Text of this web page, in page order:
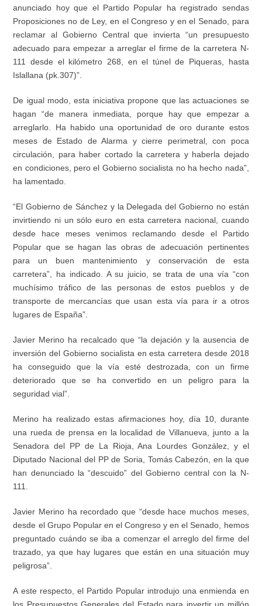
anunciado hoy que el Partido Popular ha registrado sendas
Proposiciones no de Ley, en el Congreso y en el Senado, para
reclamar al Gobierno Central que invierta “un presupuesto
adecuado para empezar a arreglar el firme de la carretera N-
111 desde el kilómetro 268, en el túnel de Piqueras, hasta
Islallana (pk.307)”.
De igual modo, esta iniciativa propone que las actuaciones se
hagan “de manera inmediata, porque hay que empezar a
arreglarlo. Ha habido una oportunidad de oro durante estos
meses de Estado de Alarma y cierre perimetral, con poca
circulación, para haber cortado la carretera y haberla dejado
en condiciones, pero el Gobierno socialista no ha hecho nada”,
ha lamentado.
“El Gobierno de Sánchez y la Delegada del Gobierno no están
invirtiendo ni un sólo euro en esta carretera nacional, cuando
desde hace meses venimos reclamando desde el Partido
Popular que se hagan las obras de adecuación pertinentes
para un buen mantenimiento y conservación de esta
carretera”, ha indicado. A su juicio, se trata de una vía “con
muchísimo tráfico de las personas de estos pueblos y de
transporte de mercancías que usan esta vía para ir a otros
lugares de España”.
Javier Merino ha recalcado que “la dejación y la ausencia de
inversión del Gobierno socialista en esta carretera desde 2018
ha conseguido que la vía esté destrozada, con un firme
deteriorado que se ha convertido en un peligro para la
seguridad vial”.
Merino ha realizado estas afirmaciones hoy, día 10, durante
una rueda de prensa en la localidad de Villanueva, junto a la
Senadora del PP de La Rioja, Ana Lourdes González, y el
Diputado Nacional del PP de Soria, Tomás Cabezón, en la que
han denunciado la “descuido” del Gobierno central con la N-
111.
Javier Merino ha recordado que “desde hace muchos meses,
desde el Grupo Popular en el Congreso y en el Senado, hemos
preguntado cuándo se iba a comenzar el arreglo del firme del
trazado, ya que hay lugares que están en una situación muy
peligrosa”.
A este respecto, el Partido Popular introdujo una enmienda en